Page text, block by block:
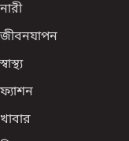
নারী
জীবনযাপন
স্বাস্থ্য
ফ্যাশন
খাবার